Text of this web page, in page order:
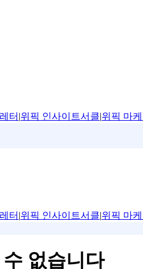
터 |위픽 인사이트서클|위픽 마케
터 |위픽 인사이트서클|위픽 마케
없습니다